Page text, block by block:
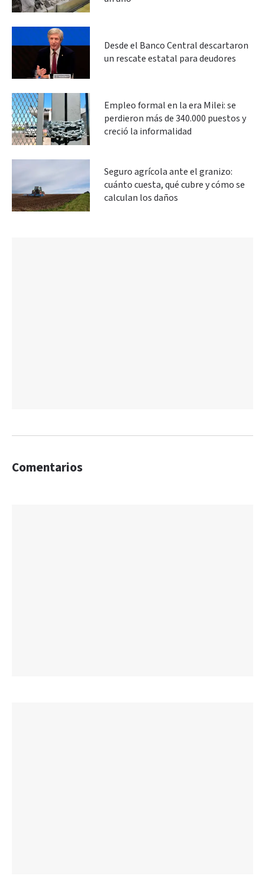
Desde el Banco Central descartaron
un rescate estatal para deudores
Empleo formal en la era Milei: se
perdieron más de 340.000 puestos y
creció la informalidad
Seguro agrícola ante el granizo:
cuánto cuesta, qué cubre y cómo se
calculan los daños
Comentarios